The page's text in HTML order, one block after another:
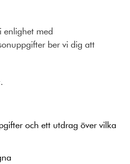
enlighet med
ber vi dig att
och ett utdrag över vilka